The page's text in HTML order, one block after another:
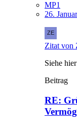
MP1
26.
Zitat von
Siehe
Beitrag
RE: